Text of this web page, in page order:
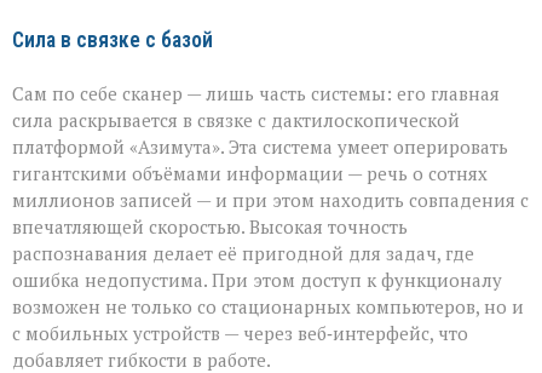
Сила в связке с базой
Сам по себе сканер — лишь часть системы: его главная
сила раскрывается в связке с дактилоскопической
платформой «Азимута». Эта система умеет оперировать
гигантскими объёмами информации — речь о сотнях
миллионов записей — и при этом находить совпадения с
впечатляющей скоростью. Высокая точность
распознавания делает её пригодной для задач, где
ошибка недопустима. При этом доступ к функционалу
возможен не только со стационарных компьютеров, но и
с мобильных устройств — через веб‑интерфейс, что
добавляет гибкости в работе.